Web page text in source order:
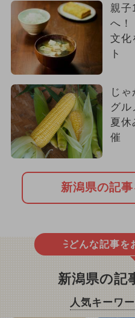
親子
へ
文化
ト
じ
グ
夏休
催
新潟県の記
どんな記事を
新潟県の記
人気キーワ